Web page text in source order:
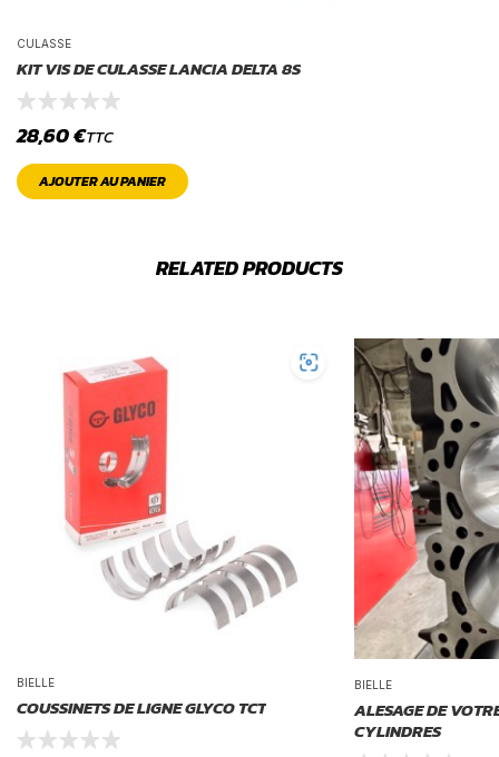
CULASSE
KIT VIS DE CULASSE LANCIA DELTA 8S
28,60€TTC
AJOUTER AU PANIER
RELATED PRODUCTS
BIELLE
COUSSINETS DE LIGNE GLYCO TCT
BIELLE
ALESAGE DE
CYLINDRES